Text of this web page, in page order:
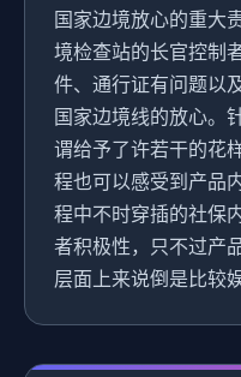
国家边境放心的重大
境检查站的长官控制
件、通行证有问题以
国家边境线的放心。
谓给予了许若干的花
程也可以感受到产品
程中不时穿插的社保
者积极性，只不过产
层面上来说倒是比较